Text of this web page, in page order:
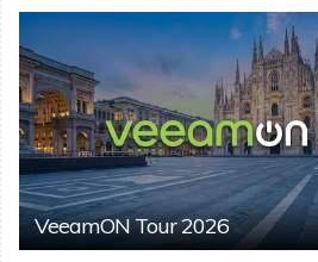
VeeamON Tour 2026